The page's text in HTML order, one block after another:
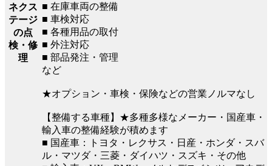
ネクス
テージ
の点
検・修
理
■ 在庫車両の整備
■ 車検対応
■ 各種用品の取付
■ 外注対応
■ 部品発注・管理
など
★オプション・車検・保険などの営業ノルマなし
【整備する車種】★多種多様なメーカー・国産車・
輸入車の整備経験が積めます
■ 国産車：トヨタ・レクサス・日産・ホンダ・スバ
ル・マツダ・三菱・ダイハツ・スズキ・その他